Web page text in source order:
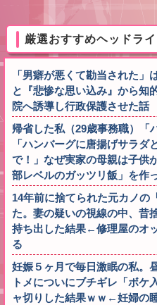
厳選おすすめヘッドラ
「男癖が悪くて勘当された
と『悲惨な思い込み』から
院へ誘導し行政保護させた話
帰省した私（29歳事務職）
「ハンバーグに唐揚げサラダ
で！」なぜ実家の母親は子供
部レベルのガッツリ飯」を作
14年前に捨てられた元カノの
た。妻の疑いの視線の中、昔
持ち出した結果←修理屋のオ
る
妊娠５ヶ月で毎日激眠の私。
トメについにブチギレ「ボケ
ャ切りした結果ｗｗ←妊婦の